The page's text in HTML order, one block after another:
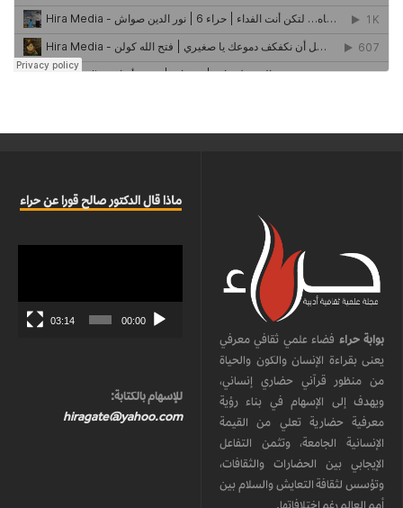
بوابة حراء فضاء علمي ثقافي معرفي
يعنى بقراءة الإنسان والكون والحياة
من منظور قرآني حضاري إنساني،
ويهدف إلى الإسهام في بناء رؤية
معرفية حضارية تعلي من القيمة
الإنسانية الجامعة، وتثمن التفاعل
الإيجابي بين الحضارات والثقافات،
وتؤسس لثقافة التعايش والسلام بين
أمم العالم رغم اختلافاتها.
ماذا قال الدكتور صالح قورا عن حراء
00:00
03:14
للإسهام بالكتابة:
hiragate@yahoo.com